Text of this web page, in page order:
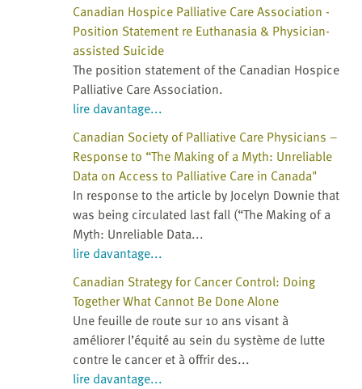
Canadian Hospice Palliative Care Association -
Position Statement re Euthanasia & Physician-
assisted Suicide
The position statement of the Canadian Hospice
Palliative Care Association.
lire davantage...
Canadian Society of Palliative Care Physicians –
Response to “The Making of a Myth: Unreliable
Data on Access to Palliative Care in Canada"
In response to the article by Jocelyn Downie that
was being circulated last fall (“The Making of a
Myth: Unreliable Data...
lire davantage...
Canadian Strategy for Cancer Control: Doing
Together What Cannot Be Done Alone
Une feuille de route sur 10 ans visant à
améliorer l’équité au sein du système de lutte
contre le cancer et à offrir des...
lire davantage...